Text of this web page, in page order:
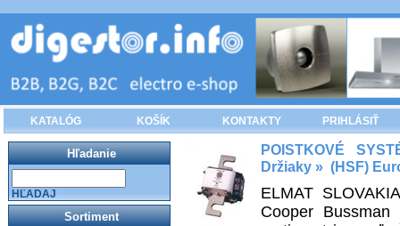
KATALÓG KOŠÍK KONTAKTY PRIHLÁSIŤ
POISTKOVÉ
Držiaky » (HSF)
ELMAT
Cooper
Hľadanie
HĽADAJ
Sortiment